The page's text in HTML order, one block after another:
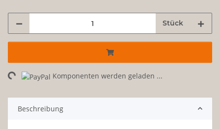
Stück
Komponenten werden geladen ...
Beschreibung